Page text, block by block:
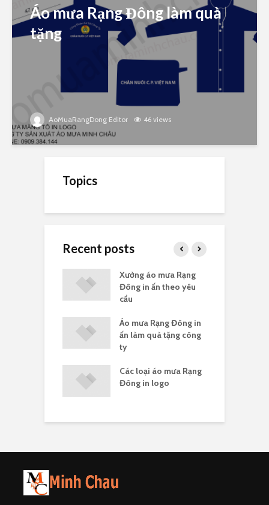
Áo mưa Rạng Đông làm quà
tặng
AoMuaRangDong Editor 46 views
Topics
Recent posts
Xưởng áo mưa Rạng
Đông in ấn theo yêu
cầu
Áo mưa Rạng Đông in
ấn làm quà tặng công
ty
Các loại áo mưa Rạng
Đông in logo